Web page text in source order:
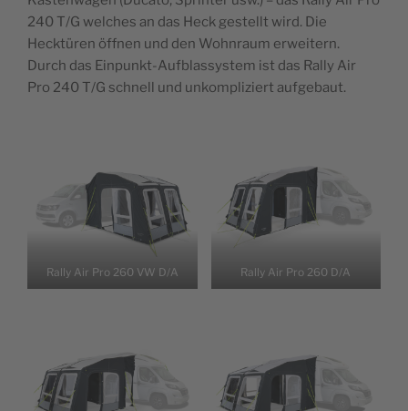
240 T/G welches an das Heck gestellt wird. Die
Hecktüren öffnen und den Wohnraum erweitern.
Durch das Einpunkt-Aufblassystem ist das Rally Air
Pro 240 T/G schnell und unkompliziert aufgebaut.
Rally Air Pro 260 VW D/A Rally Air Pro 260 D/A